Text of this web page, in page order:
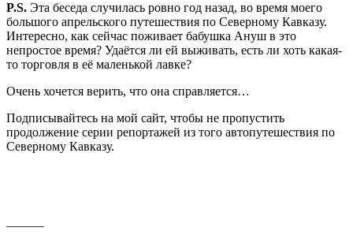
P.S. Эта беседа случилась ровно год назад, во время моего
большого апрельского путешествия по Северному Кавказу.
Интересно, как сейчас поживает бабушка Ануш в это
непростое время? Удаётся ли ей выживать, есть ли хоть какая-
то торговля в её маленькой лавке?
Очень хочется верить, что она справляется…
Подписывайтесь на мой сайт, чтобы не пропустить
продолжение серии репортажей из того автопутешествия по
Северному Кавказу.
———